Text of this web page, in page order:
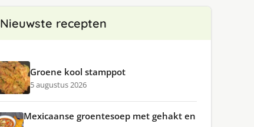
Nieuwste recepten
Groene kool stamppot
5 augustus 2026
Mexicaanse groentesoep met gehakt en